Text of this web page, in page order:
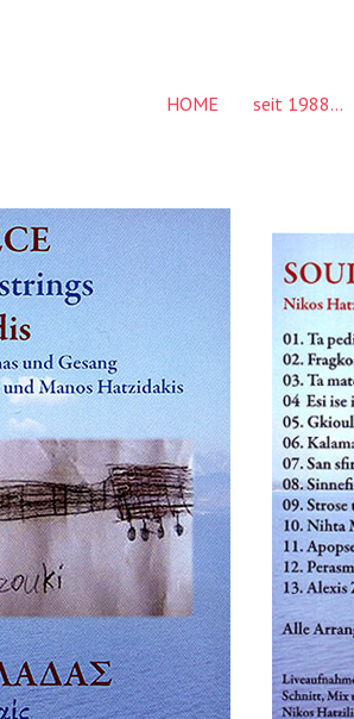
HOME seit 1988…